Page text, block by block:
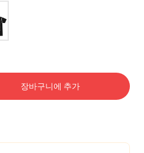
장바구니에 추가